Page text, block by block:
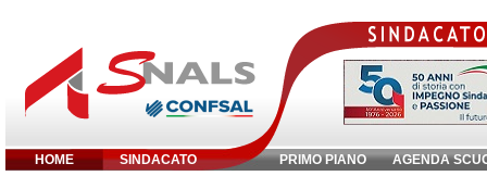
HOME SINDACATO PRIMO PIANO AGENDA